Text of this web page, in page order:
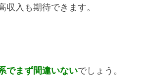
入も期待できます。
でまず間違いないでしょう。